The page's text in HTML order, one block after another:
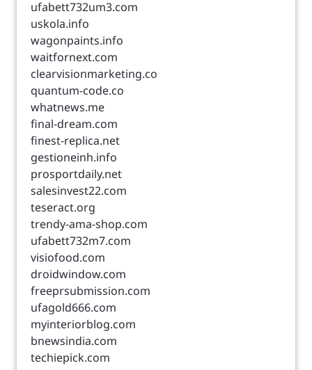
ufabett732um3.com
uskola.info
wagonpaints.info
waitfornext.com
clearvisionmarketing.co
quantum-code.co
whatnews.me
final-dream.com
finest-replica.net
gestioneinh.info
prosportdaily.net
salesinvest22.com
teseract.org
trendy-ama-shop.com
ufabett732m7.com
visiofood.com
droidwindow.com
freeprsubmission.com
ufagold666.com
myinteriorblog.com
bnewsindia.com
techiepick.com